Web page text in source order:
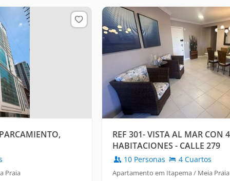
Praia
REF 301- VISTA AL MAR CON 4
HABITACIONES - CALLE 279
10 Personas 4 Cuartos
Apartamento em Itapema / Meia Praia